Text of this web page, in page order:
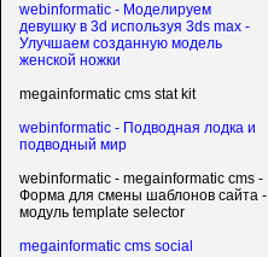
webinformatic - Моделируем
девушку в 3d используя 3ds max -
Улучшаем созданную модель
женской ножки
megainformatic cms stat kit
webinformatic - Подводная лодка и
подводный мир
webinformatic - megainformatic cms -
Форма для смены шаблонов сайта -
модуль template selector
megainformatic cms social